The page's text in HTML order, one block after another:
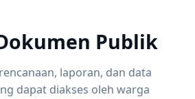
Publik
laporan, dan data
dapat diakses oleh warga